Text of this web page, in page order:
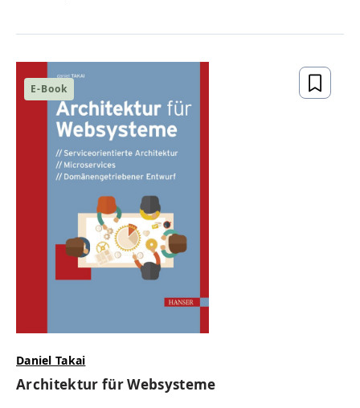
E-Book
Daniel Takai
Architektur für Websysteme